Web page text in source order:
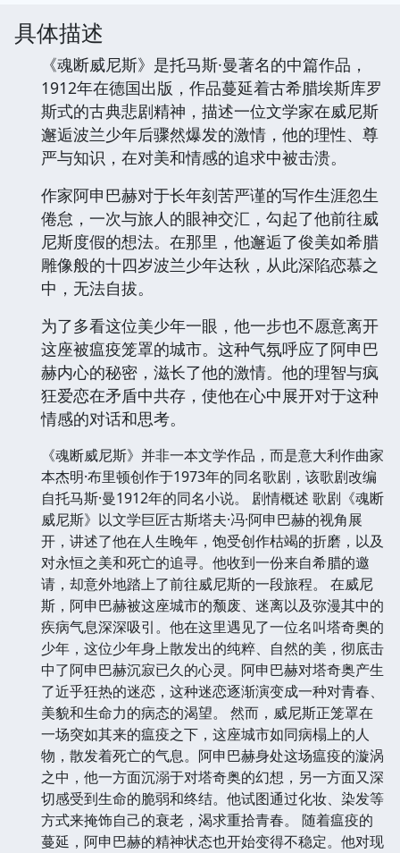
具体描述
《魂断威尼斯》是托马斯·曼著名的中篇作品，
1912年在德国出版，作品蔓延着古希腊埃斯库罗
斯式的古典悲剧精神，描述一位文学家在威尼斯
邂逅波兰少年后骤然爆发的激情，他的理性、尊
严与知识，在对美和情感的追求中被击溃。
作家阿申巴赫对于长年刻苦严谨的写作生涯忽生
倦怠，一次与旅人的眼神交汇，勾起了他前往威
尼斯度假的想法。在那里，他邂逅了俊美如希腊
雕像般的十四岁波兰少年达秋，从此深陷恋慕之
中，无法自拔。
为了多看这位美少年一眼，他一步也不愿意离开
这座被瘟疫笼罩的城市。这种气氛呼应了阿申巴
赫内心的秘密，滋长了他的激情。他的理智与疯
狂爱恋在矛盾中共存，使他在心中展开对于这种
情感的对话和思考。
《魂断威尼斯》并非一本文学作品，而是意大利作曲家
本杰明·布里顿创作于1973年的同名歌剧，该歌剧改编
自托马斯·曼1912年的同名小说。 剧情概述 歌剧《魂断
威尼斯》以文学巨匠古斯塔夫·冯·阿申巴赫的视角展
开，讲述了他在人生晚年，饱受创作枯竭的折磨，以及
对永恒之美和死亡的追寻。他收到一份来自希腊的邀
请，却意外地踏上了前往威尼斯的一段旅程。 在威尼
斯，阿申巴赫被这座城市的颓废、迷离以及弥漫其中的
疾病气息深深吸引。他在这里遇见了一位名叫塔奇奥的
少年，这位少年身上散发出的纯粹、自然的美，彻底击
中了阿申巴赫沉寂已久的心灵。阿申巴赫对塔奇奥产生
了近乎狂热的迷恋，这种迷恋逐渐演变成一种对青春、
美貌和生命力的病态的渴望。 然而，威尼斯正笼罩在
一场突如其来的瘟疫之下，这座城市如同病榻上的人
物，散发着死亡的气息。阿申巴赫身处这场瘟疫的漩涡
之中，他一方面沉溺于对塔奇奥的幻想，另一方面又深
切感受到生命的脆弱和终结。他试图通过化妆、染发等
方式来掩饰自己的衰老，渴求重拾青春。 随着瘟疫的
蔓延，阿申巴赫的精神状态也开始变得不稳定。他对现